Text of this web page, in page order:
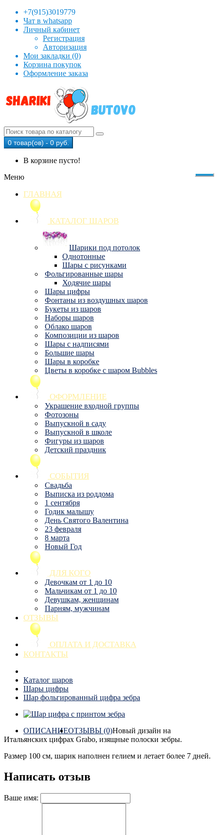
+7(915)3019779
Чат в whatsapp
Личный кабинет
Регистрация
Авторизация
Мои закладки (0)
Корзина покупок
Оформление заказа
0 товар(ов) - 0 руб.
В корзине пусто!
Меню
ГЛАВНАЯ
КАТАЛОГ ШАРОВ
Шарики под потолок
Однотонные
Шары с рисунками
Фольгированные шары
Ходячие шары
Шары цифры
Фонтаны из воздушных шаров
Букеты из шаров
Наборы шаров
Облако шаров
Композиции из шаров
Шары с надписями
Большие шары
Шары в коробке
Цветы в коробке с шаром Bubbles
ОФОРМЛЕНИЕ
Украшение входной группы
Фотозоны
Выпускной в саду
Выпускной в школе
Фигуры из шаров
Детский праздник
СОБЫТИЯ
Свадьба
Выписка из роддома
1 сентября
Годик малышу
День Святого Валентина
23 февраля
8 марта
Новый Год
ДЛЯ КОГО
Девочкам от 1 до 10
Мальчикам от 1 до 10
Девушкам, женщинам
Парням, мужчинам
ОТЗЫВЫ
ОПЛАТА И ДОСТАВКА
КОНТАКТЫ
Каталог шаров
Шары цифры
Шар фольгированный цифра зебра
ОПИСАНИЕОТЗЫВЫ (0)Новый дизайн на
Итальянских цифрах Grabo, изящные полоски зебры.
Размер 100 см, шарик наполнен гелием и летает более 7 дней.
Написать отзыв
Ваше имя: